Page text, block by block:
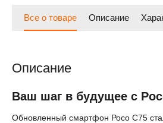
Все о товаре Описание
Описание
Ваш шаг в будущее с
Обновленный смартфон Росо С75